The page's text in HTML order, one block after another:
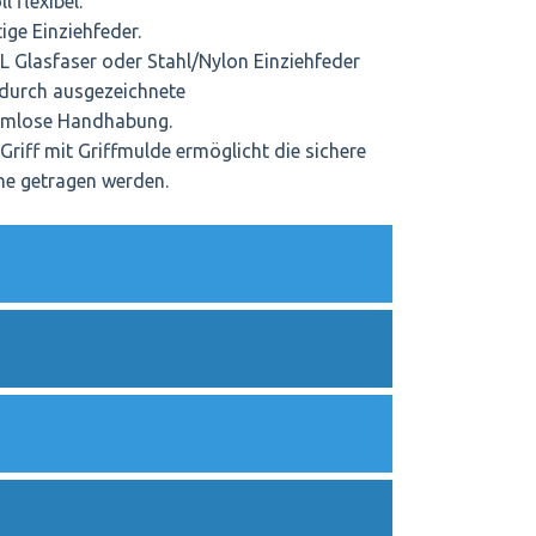
Einziehfeder.
Glasfaser oder Stahl/Nylon Einziehfeder
ausgezeichnete
Handhabung.
mit Griffmulde ermöglicht die sichere
getragen werden.